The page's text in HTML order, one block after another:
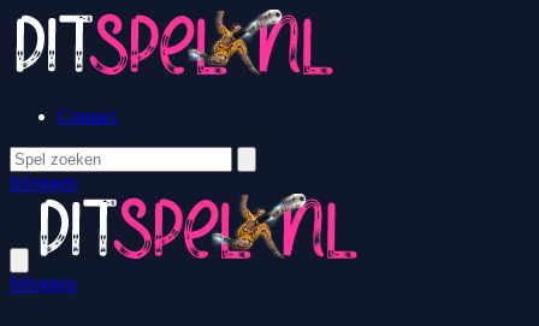
Contact
Inloggen
Inloggen